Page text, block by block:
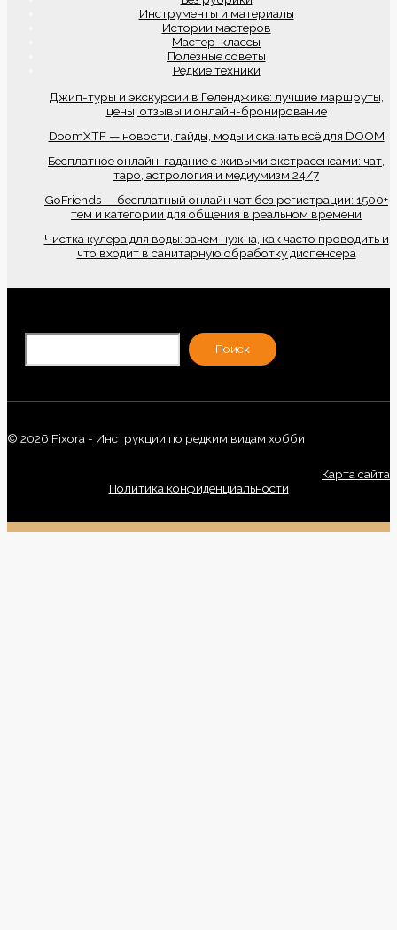
Инструменты и материалы
Истории мастеров
Мастер-классы
Полезные советы
Редкие техники
Джип-туры и экскурсии в Геленджике: лучшие маршруты,
цены, отзывы и онлайн-бронирование
DoomXTF — новости, гайды, моды и скачать всё для DOOM
Бесплатное онлайн-гадание с живыми экстрасенсами: чат,
таро, астрология и медиумизм 24/7
GoFriends — бесплатный онлайн чат без регистрации: 1500+
тем и категории для общения в реальном времени
Чистка кулера для воды: зачем нужна, как часто проводить и
что входит в санитарную обработку диспенсера
Поиск
© 2026 Fixora - Инструкции по редким видам хобби
Карта сайта
Политика конфиденциальности